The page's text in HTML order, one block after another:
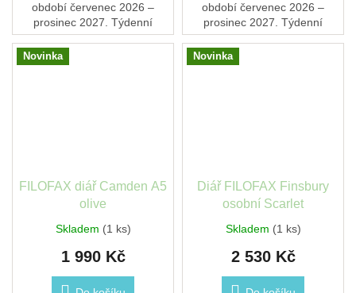
období červenec 2026 –
prosinec 2027. Týdenní
kalendárium se jmény a
svátky a prostor na poznámky
u každého týdne. kapesní...
období červenec 2026 –
prosinec 2027. Týdenní
kalendárium se jmény a
svátky a prostor na poznámky
u každého týdne. kapesní...
Novinka
FILOFAX diář Camden A5
olive
Skladem (1 ks)
1 990 Kč
Novinka
Diář FILOFAX Finsbury
osobní Scarlet
Skladem (1 ks)
2 530 Kč